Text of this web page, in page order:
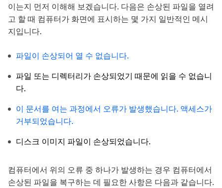
이는지 먼저 이해해 보겠습니다. 다음은 손상된 파일을 열려
고 할 때 컴퓨터가 화면에 표시하는 몇 가지 일반적인 메시
지입니다.
파일이 손상되어 열 수 없습니다.
파일 또는 디렉터리가 손상되었기 때문에 읽을 수 없습니
다.
이 문서를 여는 과정에서 오류가 발생했습니다. 액세스가
거부되었습니다.
디스크 이미지 파일이 손상되었습니다.
컴퓨터에서 위의 오류 중 하나가 발생하는 경우 컴퓨터에서
손상된 파일을 복구하는 데 필요한 사항은 다음과 같습니다.